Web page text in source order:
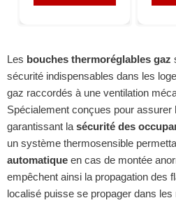
THERMOGAZ
VMCI,
CC118
Les bouches thermoréglables gaz
sécurité indispensables dans les
gaz raccordés à une ventilation
Spécialement conçues pour assurer
garantissant la sécurité des
un système thermosensible
automatique en cas de montée
empêchent ainsi la propagation des
localisé puisse se propager dans